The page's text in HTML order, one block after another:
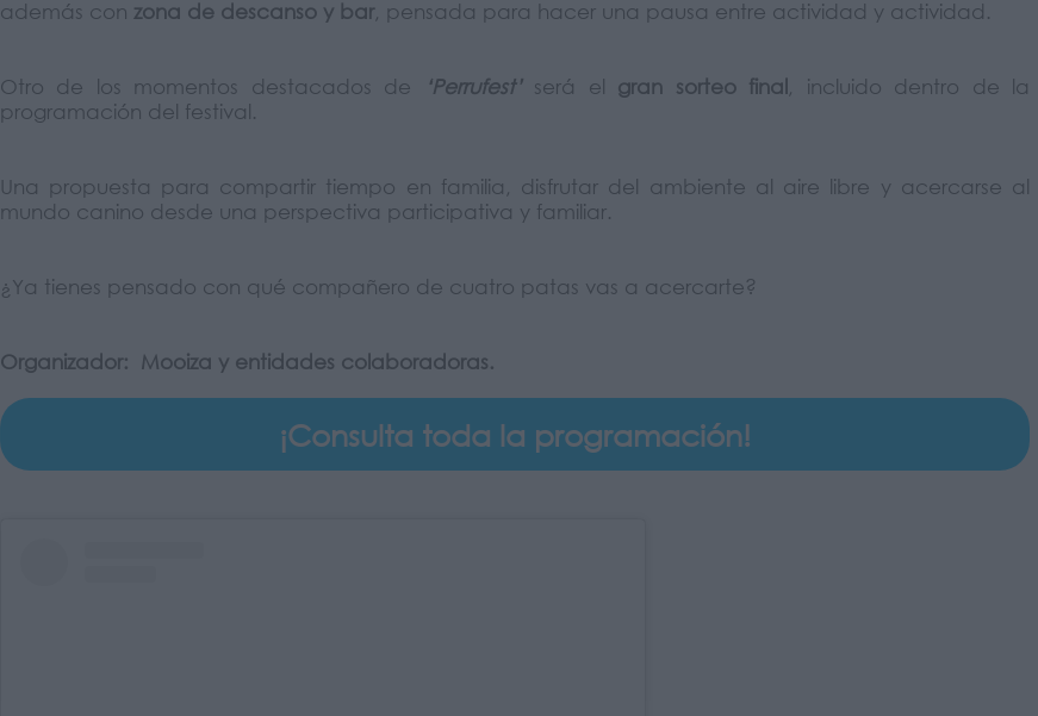
además con zona de descanso y bar, pensada para hacer una pausa entre actividad y actividad.
Otro de los momentos destacados de ‘Perrufest’será el gran sorteo final
, incluido dentro de la
programación del festival.
Una propuesta para compartir tiempo en familia, disfrutar del ambiente al aire libre y acercarse al
mundo canino desde una perspectiva participativa y familiar.
¿Ya tienes pensado con qué compañero de cuatro patas vas a acercarte?
Organizador: Mooiza y entidades colaboradoras.
¡Consulta toda la programación!